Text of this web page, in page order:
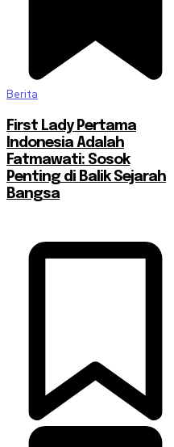
Berita
First Lady Pertama
Indonesia Adalah
Fatmawati: Sosok
Penting di Balik Sejarah
Bangsa